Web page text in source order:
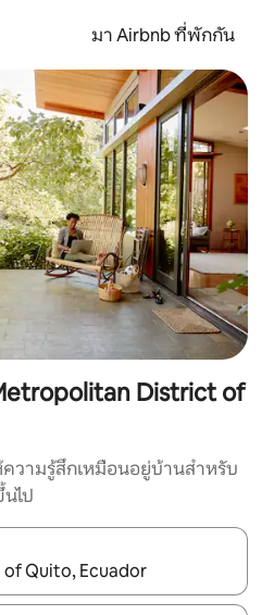
มา Airbnb ที่พักกัน
District of
วามรู้สึกเหมือนอยู่บ้านสำหรับ
ไป
ผัสหรือปัด เพื่อสำรวจผลการค้นหา